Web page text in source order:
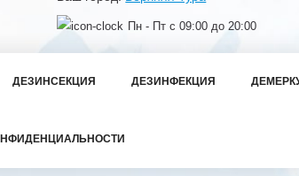
Пн - Пт с 09:00 до 20:00
ДЕЗИНСЕКЦИЯ ДЕЗИНФЕКЦИЯ